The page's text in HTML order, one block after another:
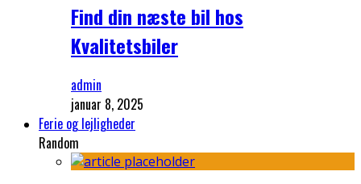
Find din næste bil hos
Kvalitetsbiler
admin
januar 8, 2025
Ferie og lejligheder
Random